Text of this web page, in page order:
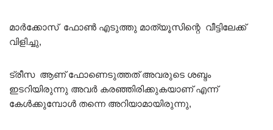
മാർക്കോസ് ഫോൺ എടുത്തു മാത്യൂസിന്റെ വീട്ടിലേക്ക്
വിളിച്ചു,
ട്രീസ ആണ് ഫോണെടുത്തത് അവരുടെ ശബ്ദം
ഇടറിയിരുന്നു അവർ കരഞ്ഞിരിക്കുകയാണ് എന്ന്
കേൾക്കുമ്പോൾ തന്നെ അറിയാമായിരുന്നു,